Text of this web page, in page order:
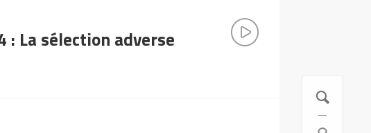
: La sélection adverse